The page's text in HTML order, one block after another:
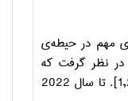
مهم در حیطه‌ی
در نظر گرفت که
. تا سال 2022